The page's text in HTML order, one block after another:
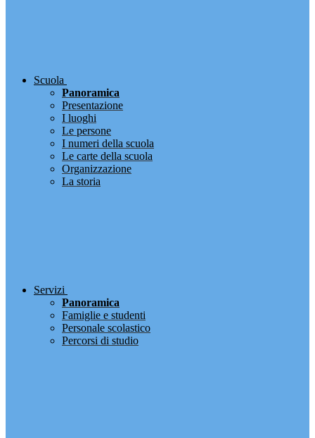
Scuola
Panoramica
Presentazione
I luoghi
Le persone
I numeri della scuola
Le carte della scuola
Organizzazione
La storia
Servizi
Panoramica
Famiglie e studenti
Personale scolastico
Percorsi di studio